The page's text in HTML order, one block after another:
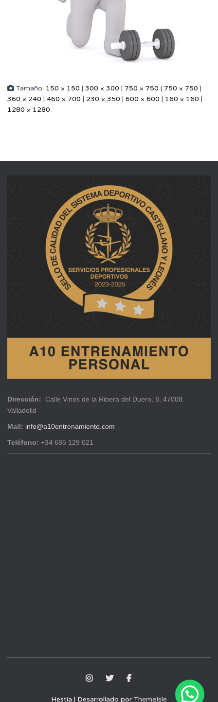
Tamaño: 150 × 150 | 300 × 300 | 750 × 750 | 750 × 750 |
360 × 240 | 460 × 700 | 230 × 350 | 600 × 600 | 160 × 160 |
1280 × 1280
Dirección: Calle Vinos de la Ribera del Duero, 8, 47008.
Valladolid
Mail: info@a10entrenamiento.com
Teléfono: +34 685 129 021
Hestia | Desarrollado por ThemeIsle